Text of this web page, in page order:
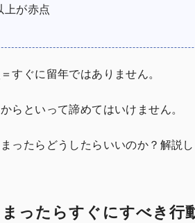
上が赤点
すぐに留年ではありません。
らといって諦めてはいけません。
ったらどうしたらいいのか？解説し
ったらすぐにすべき行